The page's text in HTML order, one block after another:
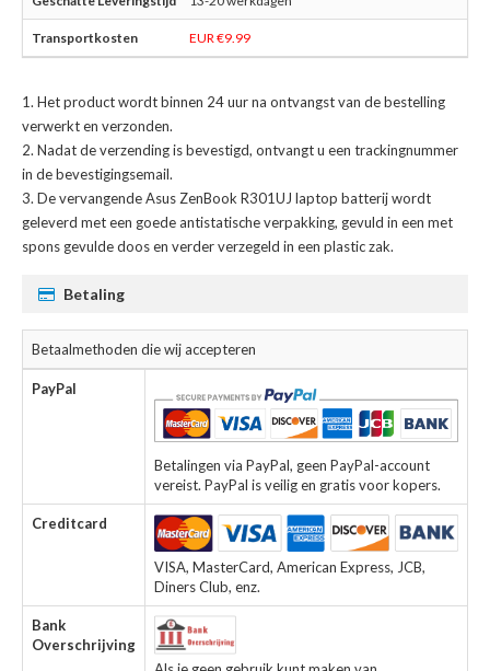
EUR €9.99
Het product wordt binnen 24 uur na ontvangst van de bestelling
verwerkt en verzonden.
Nadat de verzending is bevestigd, ontvangt u een trackingnummer
in de bevestigingsemail.
Devervangende Asus ZenBook R301UJ laptop batterijwordt
geleverd met een goede antistatische verpakking, gevuld in een met
spons gevulde doos en verder verzegeld in een plastic zak.
Betaling
Betaalmethoden die wij accepteren
PayPal
Betalingen via PayPal, geen PayPal-account
vereist. PayPal is veilig en gratis voor kopers.
Creditcard
VISA, MasterCard, American Express, JCB,
Diners Club, enz.
Bank
Overschrijving